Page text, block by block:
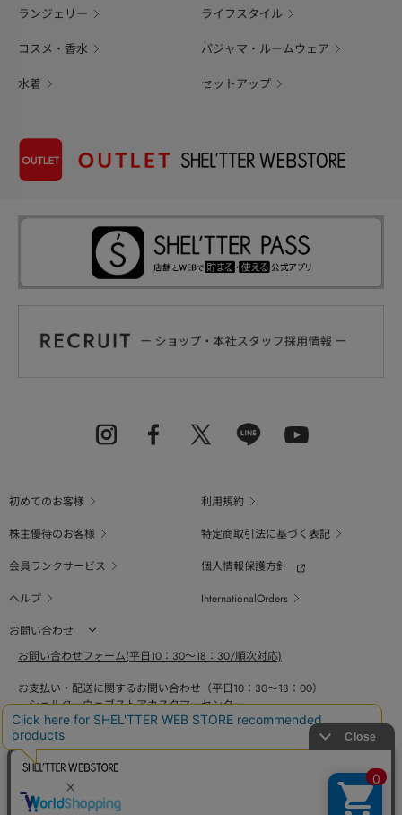
ランジェリー ライフスタイル
コスメ・香水 パジャマ・ルームウェア
水着 セットアップ
初めてのお客様
利用規約
株主優待のお客様
特定商取引法に基づく表記
会員ランクサービス
個人情報保護方針
ヘルプ
InternationalOrders
お問い合わせ
お問い合わせフォーム(平日10：30～18：30/順次対応)
お支払い・配送に関するお問い合わせ（平日10：30～18：00）
シェルターウェブストアカスタマーセンター
0800-123-6820
商品の素材、サイズ、仕様等に関するお問い合せ（平日10：30～18：00）
バロックジャパンリミテッドコールセンター
03-6730-9191